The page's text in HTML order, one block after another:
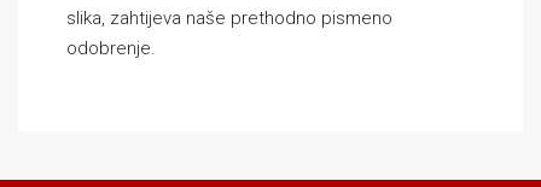
slika, zahtijeva naše prethodno pismeno
odobrenje.